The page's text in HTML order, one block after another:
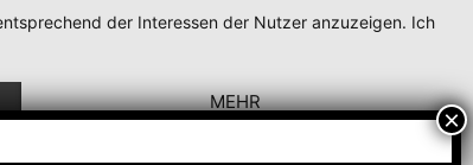
der Interessen der Nutzer anzuzeigen. Ich
MEHR